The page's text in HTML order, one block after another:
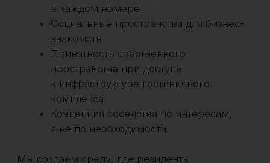
Получить расчет доходности
Гарантия 02
Доходность
До 15% годовых
Ежемесячная
гарантированная выплата
До 8% годовых